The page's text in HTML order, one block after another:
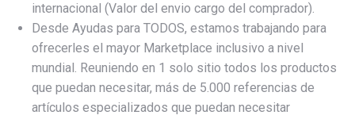
internacional (Valor del envio cargo del comprador).
Desde Ayudas para TODOS, estamos trabajando para
ofrecerles el mayor Marketplace inclusivo a nivel
mundial. Reuniendo en 1 solo sitio todos los productos
que puedan necesitar, más de 5.000 referencias de
artículos especializados que puedan necesitar